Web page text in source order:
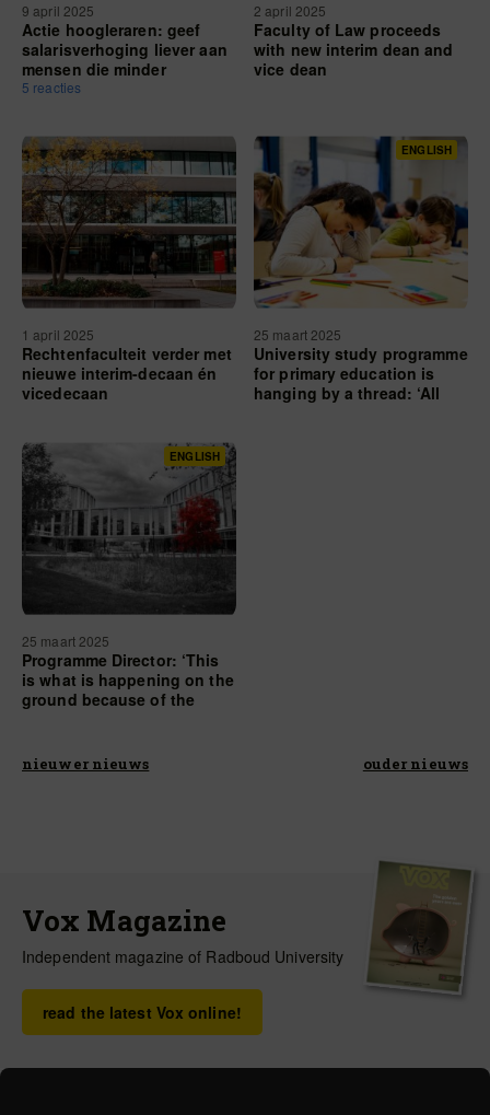
9 april 2025
Actie hoogleraren: geef
salarisverhoging liever aan
mensen die minder
verdienen
5 reacties
2 april 2025
Faculty of Law proceeds
with new interim dean and
vice dean
1 april 2025
Rechtenfaculteit verder met
nieuwe interim-decaan én
vicedecaan
ENGLISH
25 maart 2025
University study programme
for primary education is
hanging by a thread: ‘All
ENGLISH
25 maart 2025
Programme Director: ‘This
is what is happening on the
ground because of the
nieuwer nieuws ouder nieuws
Vox Magazine
Independent magazine of Radboud University
read the latest Vox online!